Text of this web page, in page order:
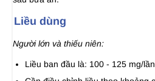
Liều dùng
Người lớn và thiếu niên:
Liều ban đầu là: 100 - 125 mg/